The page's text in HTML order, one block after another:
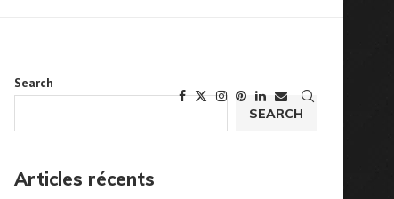
Search
SEARCH
Articles récents